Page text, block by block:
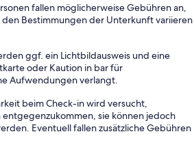
fallen möglicherweise Gebühren an,
Bestimmungen der Unterkunft variieren
ggf. ein Lichtbildausweis und eine
oder Kaution in bar für
Aufwendungen verlangt.
beim Check-in wird versucht,
sie können jedoch
Eventuell fallen zusätzliche Gebühren